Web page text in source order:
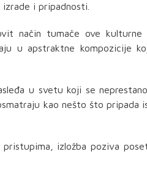
i pripadnosti.
način tumače ove kulturne
u apstraktne kompozicije
u svetu koji se
kao nešto što pripada
izložba poziva